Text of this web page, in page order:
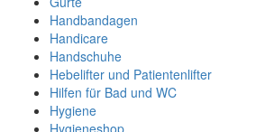
Handbandagen
Handicare
Handschuhe
Hebelifter und Patientenlifter
Hilfen für Bad und WC
Hygiene
Hygieneshop